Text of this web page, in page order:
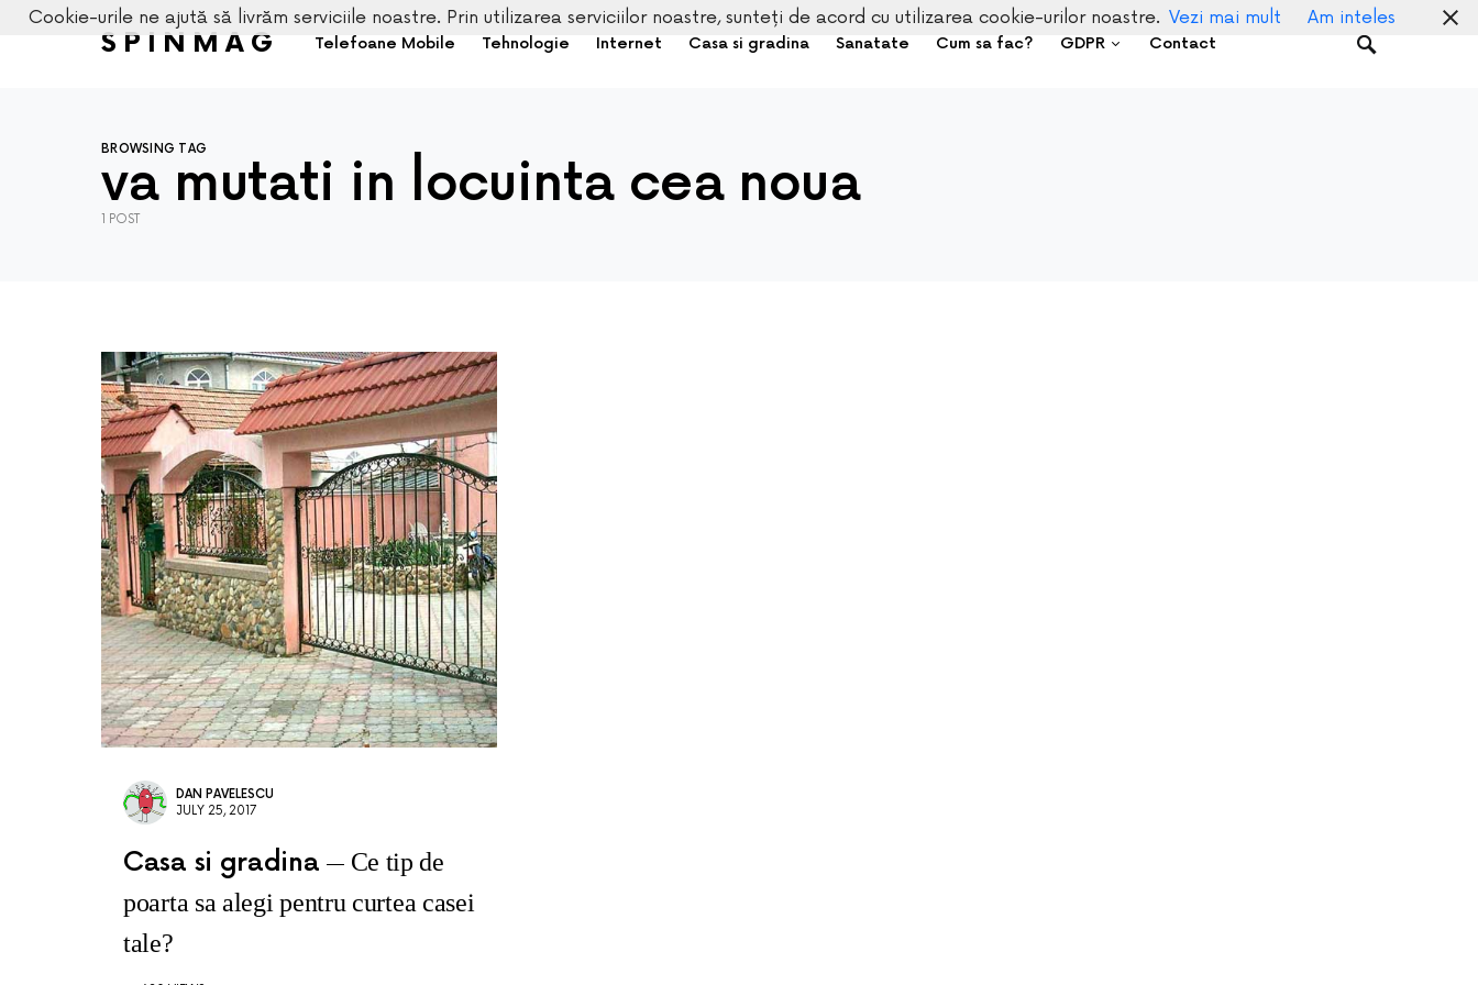
SPINMAG Telefoane Mobile Tehnologie Internet Casa si gradina Sanatate Cum sa fac? GDPR Contact
BROWSING TAG
va mutati in locuinta cea noua
1 POST
DAN PAVELESCU
JULY 25, 2017
Casa si gradina
Ce tip de
poarta sa alegi pentru curtea casei
tale?
Cookie-urile ne ajută să livrăm serviciile noastre. Prin utilizarea serviciilor noastre, sunteți de acord cu utilizarea cookie-urilor noastre. Vezi mai mult Am inteles